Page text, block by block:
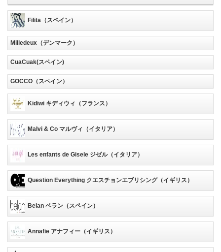
Filita（スペイン）
Milledeux（デンマーク）
CuaCuak(スペイン)
GOCCO（スペイン）
Kidiwi キディウィ（フランス）
Malvi & Co マルヴィ（イタリア）
Les enfants de Gisele ジゼル（イタリア）
Question Everything クエスチョンエブリシング（イギリス）
Belan ベラン（スペイン）
Annafie アナフィー（イギリス）